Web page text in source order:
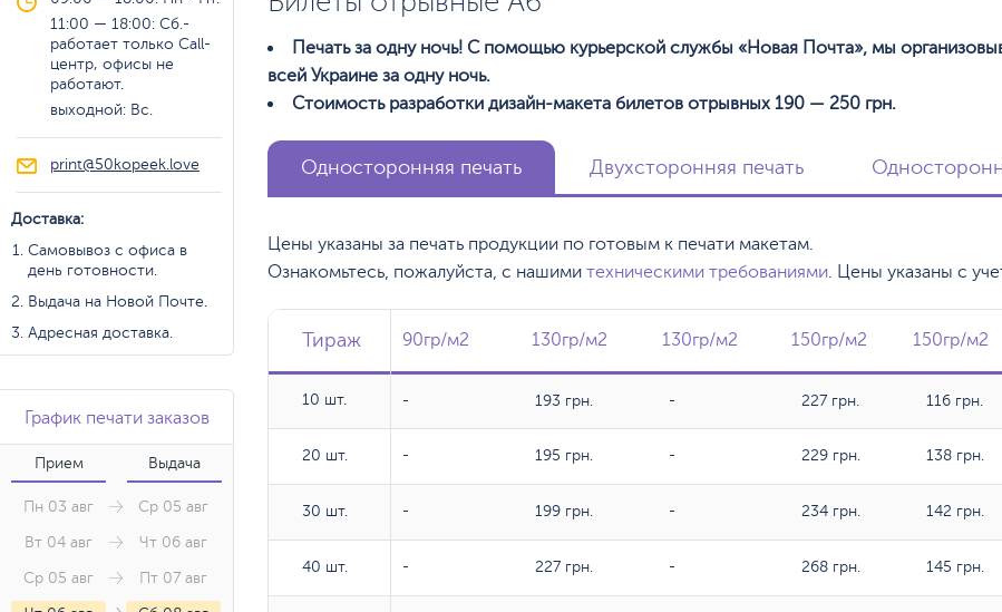
Печать за одну ночь! С помощью курьерской службы «Новая Почта», мы
всей Украине за одну ночь.
Стоимость разработки дизайн-макета билетов отрывных 190 — 250 грн.
Односторонняя печать Двухсторонняя печать
Цены указаны за печать продукции по готовым к печати макетам.
Ознакомьтесь, пожалуйста, с нашими техническими требованиями. Цены указаны с
Тираж
10 шт.
20 шт.
30 шт.
40 шт.
Тираж 90гр/м2 130гр/м2 130гр/м2 150гр/м2 150гр/м2
Тираж 90гр/м2 130гр/м2 130гр/м2 150гр/м2 150гр/м2
10 шт. - 193 грн. - 227 грн. 116 грн.
20 шт. - 195 грн. - 229 грн. 138 грн.
30 шт. - 199 грн. - 234 грн. 142 грн.
40 шт. - 227 грн. - 268 грн. 145 грн.
11:00 — 18:00: Сб.-
работает только Call-
центр, офисы не
работают.
выходной: Вс.
print@50kopeek.love
Доставка:
Самовывоз с офиса в
день готовности.
Выдача на Новой Почте.
Адресная доставка.
График печати заказов
Прием Выдача
Пн 03 авг Ср 05 авг
Вт 04 авг Чт 06 авг
Ср 05 авг Пт 07 авг